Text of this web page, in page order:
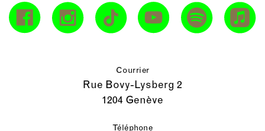
Courrier
Rue Bovy-Lysberg 2
1204 Genève
Téléphone